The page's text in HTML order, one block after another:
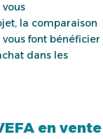
la comparaison
font bénéficier
dans les
en vente